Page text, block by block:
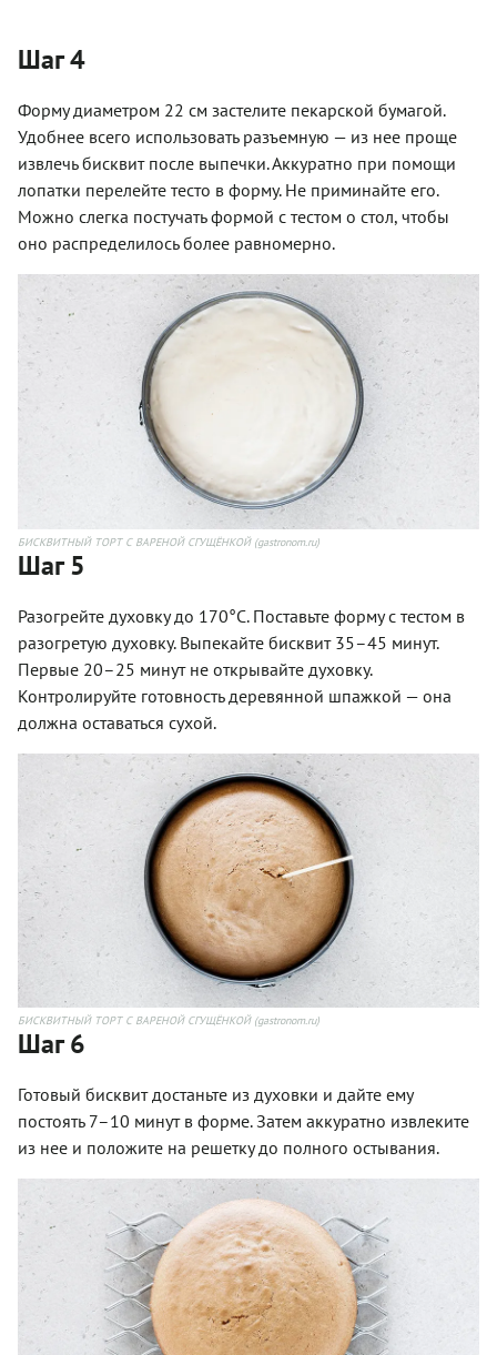
Шаг 4
Форму диаметром 22 см застелите пекарской бумагой.
Удобнее всего использовать разъемную — из нее проще
извлечь бисквит после выпечки. Аккуратно при помощи
лопатки перелейте тесто в форму. Не приминайте его.
Можно слегка постучать формой с тестом о стол, чтобы
оно распределилось более равномерно.
БИСКВИТНЫЙ ТОРТ С ВАРЕНОЙ СГУЩЁНКОЙ (gastronom.ru)
Шаг 5
Разогрейте духовку до 170°С. Поставьте форму с тестом в
разогретую духовку. Выпекайте бисквит 35–45 минут.
Первые 20–25 минут не открывайте духовку.
Контролируйте готовность деревянной шпажкой — она
должна оставаться сухой.
БИСКВИТНЫЙ ТОРТ С ВАРЕНОЙ СГУЩЁНКОЙ (gastronom.ru)
Шаг 6
Готовый бисквит достаньте из духовки и дайте ему
постоять 7–10 минут в форме. Затем аккуратно извлеките
из нее и положите на решетку до полного остывания.